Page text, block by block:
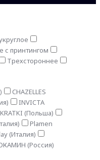
с принтингом
Трехстороннее
CHAZELLES
INVICTA
KRATKI (Польша)
Plamen
(Италия)
(Россия)